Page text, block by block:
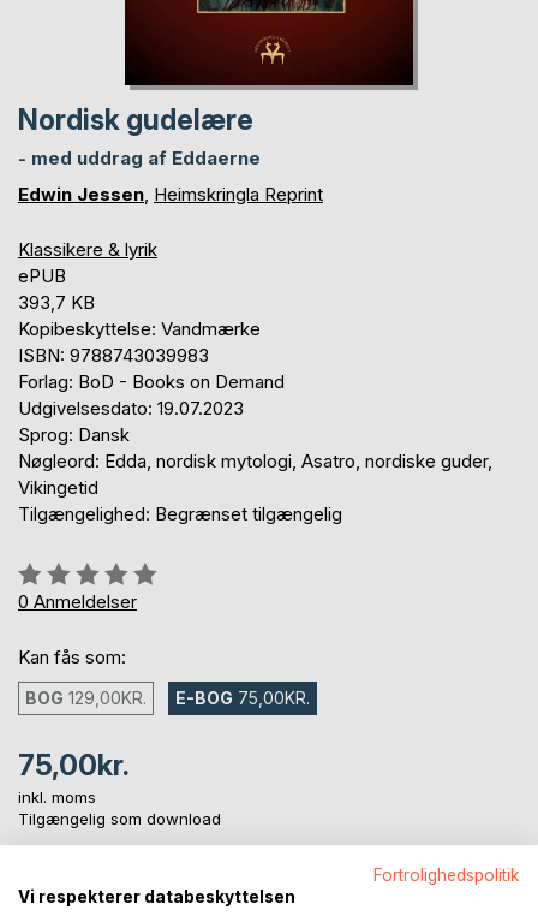
Nordisk gudelære
- med uddrag af Eddaerne
Edwin Jessen, Heimskringla Reprint
Klassikere & lyrik
ePUB
393,7 KB
Kopibeskyttelse: Vandmærke
ISBN: 9788743039983
Forlag: BoD - Books on Demand
Udgivelsesdato: 19.07.2023
Sprog: Dansk
Nøgleord: Edda, nordisk mytologi, Asatro, nordiske guder,
Vikingetid
Tilgængelighed: Begrænset tilgængelig
Anmeldelse::
0%
0 Anmeldelser
Kan fås som:
BOG 129,00KR. E-BOG 75,00KR.
75,00kr.
inkl. moms
Tilgængelig som download
LÆG I INDKØBSKURVEN
Fortrolighedspolitik
Vi respekterer databeskyttelsen